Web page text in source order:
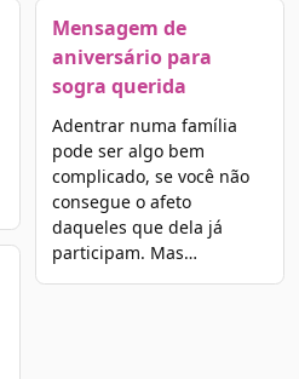
Mensagem de
aniversário para
sogra querida
Adentrar numa família
pode ser algo bem
complicado, se você não
consegue o afeto
daqueles que dela já
participam. Mas…